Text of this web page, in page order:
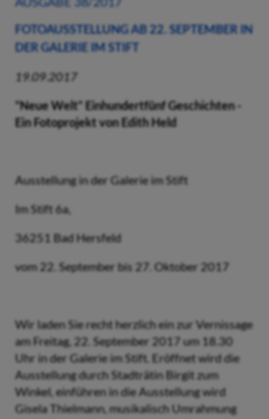
FOTOAUSSTELLUNG AB 22. SEPTEMBER IN
DER GALERIE IM STIFT
19.09.2017
“Neue Welt“ Einhundertfünf Geschichten -
Ein Fotoprojekt von Edith Held
Ausstellung in der Galerie im Stift
Im Stift 6a,
36251 Bad Hersfeld
vom 22. September bis 27. Oktober 2017
Wir laden Sie recht herzlich ein zur Vernissage
am Freitag, 22. September 2017 um 18.30
Uhr in der Galerie im Stift. Eröffnet wird die
Ausstellung durch Stadträtin Birgit zum
Winkel, einführen in die Ausstellung wird
Gisela Thielmann, musikalisch Umrahmung